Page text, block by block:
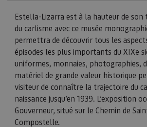
Estella-Lizarra est à la hauteur de son
du carlisme avec ce musée
permettra de découvrir tous les
épisodes les plus importants du XIXe
uniformes, monnaies, photographies,
matériel de grande valeur historique
visiteur de connaître la trajectoire du
naissance jusqu’en 1939. L’exposition
Gouverneur, situé sur le Chemin de
Compostelle.